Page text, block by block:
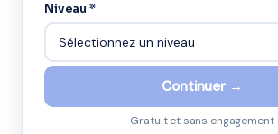
Niveau *
Continuer →
Gratuit et sans engagement